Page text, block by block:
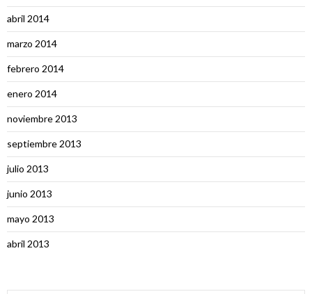
abril 2014
marzo 2014
febrero 2014
enero 2014
noviembre 2013
septiembre 2013
julio 2013
junio 2013
mayo 2013
abril 2013